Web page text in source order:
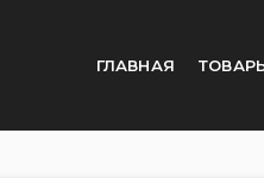
ГЛАВНАЯ